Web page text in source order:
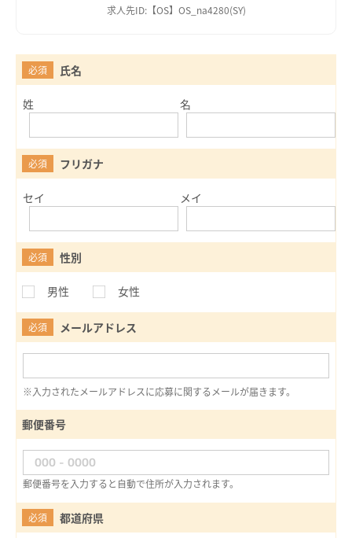
求人先ID:【OS】OS_na4280(SY)
必須 氏名
姓 名
必須 フリガナ
セイ メイ
必須 性別
男性 女性
必須 メールアドレス
※入力されたメールアドレスに応募に関するメールが届きます。
郵便番号
郵便番号を入力すると自動で住所が入力されます。
必須 都道府県